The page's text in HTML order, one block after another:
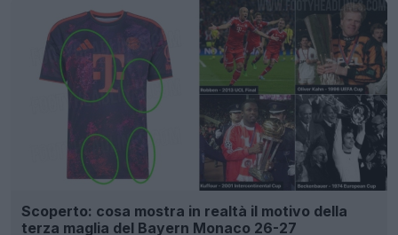
Scoperto: cosa mostra in realtà il motivo della
terza maglia del Bayern Monaco 26-27